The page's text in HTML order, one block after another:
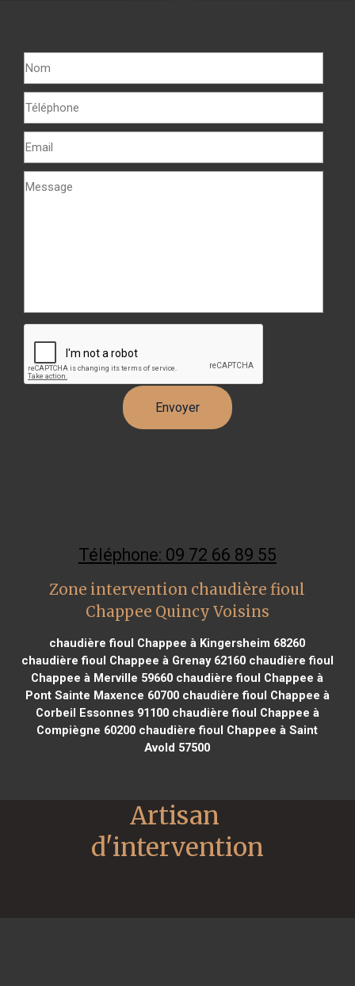
Téléphone: 09 72 66 89 55
Zone intervention chaudière fioul
Chappee Quincy Voisins
chaudière fioul Chappee à Kingersheim 68260
chaudière fioul Chappee à Grenay 62160chaudière fioul
Chappee à Merville 59660 chaudière fioul Chappee à
Pont Sainte Maxence 60700chaudière fioul Chappee à
Corbeil Essonnes 91100chaudière fioul Chappee à
Compiègne 60200 chaudière fioul Chappee à Saint
Avold 57500
Artisan
d'intervention